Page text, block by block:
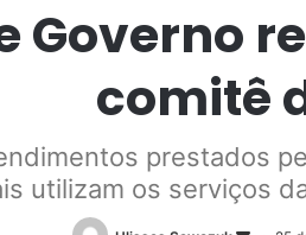
Governo
comitê
prestados
utilizam os serviços